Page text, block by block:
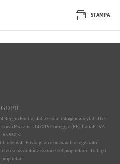
STAMPA
attivo trovato
Reggio Emilia, ItaliaE-mail info@privacylab.itTel.
Corso Mazzini 1142015 Correggio (RE), ItaliaP. IVA
riservati. PrivacyLab è un marchio registrato
senza autorizzazione del proprietario. Tutti gli